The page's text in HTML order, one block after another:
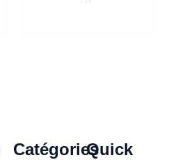
CatégoriesQuick